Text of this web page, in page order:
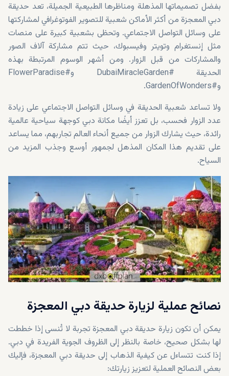
بفضل تصميماتها المذهلة ومناظرها الطبيعية الجميلة، تعد حديقة
دبي المعجزة من أكثر الأماكن شعبية للتصوير الفوتوغرافي لمشاركتها
على وسائل التواصل الاجتماعي. وتحظى بشعبية كبيرة على منصات
مثل إنستغرام وتويتر وفيسبوك، حيث تتم مشاركة آلاف الصور
والمشاركات من قبل الزوار. ومن أشهر الوسوم المرتبطة بهذه
الحديقة #DubaiMiracleGarden و#FlowerParadise
و#GardenOfWonders.
ولا تساعد شعبية الحديقة في وسائل التواصل الاجتماعي على زيادة
عدد الزوار فحسب، بل تعزز أيضًا مكانة دبي كوجهة سياحية عالمية
رائدة، حيث يشارك الزوار من جميع أنحاء العالم تجاربهم، مما يساعد
على تقديم هذا المكان المذهل لجمهور أوسع وجذب المزيد من
السياح.
نصائح عملية لزيارة حديقة دبي المعجزة
يمكن أن تكون زيارة حديقة دبي المعجزة تجربة لا تُنسى إذا خططت
لها بشكل صحيح، خاصة بالنظر إلى الظروف الجوية الفريدة في دبي.
إذا كنت تتساءل عن كيفية الذهاب إلى حديقة دبي المعجزة، فإليك
بعض النصائح العملية لتعزيز زيارتك: